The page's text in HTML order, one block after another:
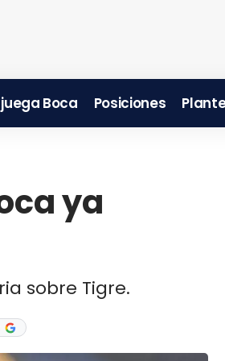
Boca Posiciones
ya
sobre Tigre.